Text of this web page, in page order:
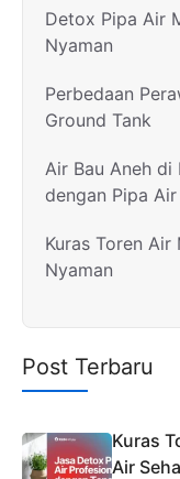
Detox Pipa Air
Nyaman
Perbedaan
Ground Tank
Air Bau Aneh di
dengan Pipa Air
Kuras Toren
Nyaman
Post Terbaru
Kuras
Air